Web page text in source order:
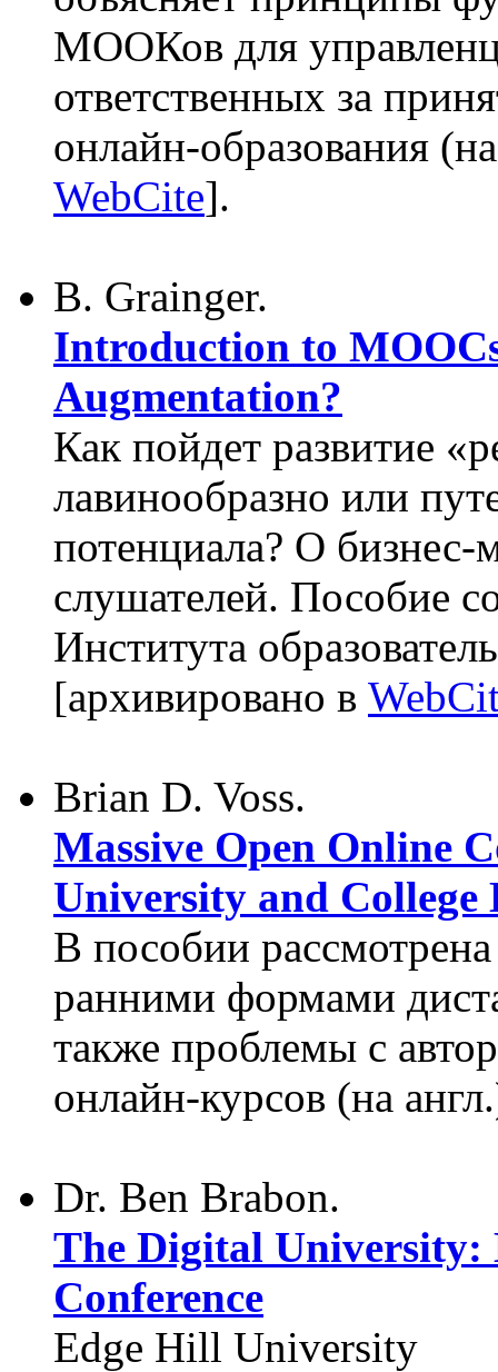
МООКов для
ответственных за
онлайн-образования
WebCite].
B. Grainger.
Introduction to
Augmentation?
Как пойдет развитие
лавинообразно или
потенциала? О
слушателей. Пособие
Института
[архивировано в
Brian D. Voss.
Massive Open Online
University and College
В пособии
ранними формами
также проблемы с
онлайн-курсов (на
Dr. Ben Brabon.
The Digital University:
Conference
Edge Hill University